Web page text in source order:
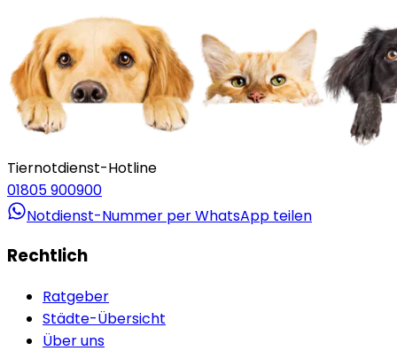
Tiernotdienst-Hotline
01805 900900
Notdienst-Nummer per WhatsApp teilen
Rechtlich
Ratgeber
Städte-Übersicht
Über uns